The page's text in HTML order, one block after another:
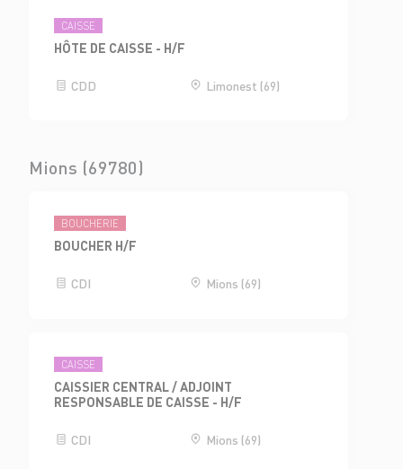
CAISSE
HÔTE DE CAISSE - H/F
CDD Limonest (69)
Mions (69780)
BOUCHERIE
BOUCHER H/F
CDI Mions (69)
CAISSE
CAISSIER CENTRAL / ADJOINT
RESPONSABLE DE CAISSE - H/F
CDI Mions (69)